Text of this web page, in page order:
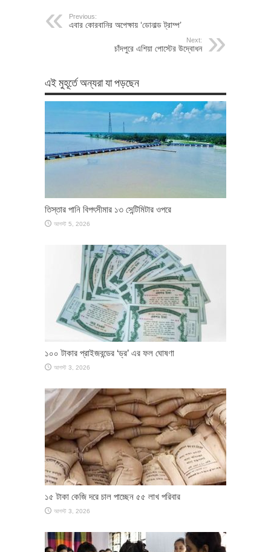
Previous:
এবার কোরবানির অপেক্ষায় ‘ডোনাল্ড ট্রাম্প’
Next:
চাঁদপুরে এশিয়া পোস্টের উদ্বোধন
এই মুহূর্তে অন্যরা যা পড়ছেন
তিস্তার পানি বিপৎসীমার ১৩ সেন্টিমিটার ওপরে
আগস্ট 5, 2026
১০০ টাকার প্রাইজবন্ডের ‘ড্র’ এর ফল ঘোষণা
আগস্ট 3, 2026
১৫ টাকা কেজি দরে চাল পাচ্ছেন ৫৫ লাখ পরিবার
আগস্ট 3, 2026